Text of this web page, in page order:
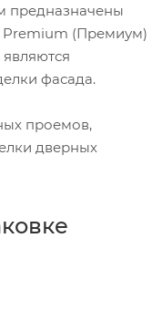
предназначены
Premium (Премиум)
фасада.
проемов,
дверных